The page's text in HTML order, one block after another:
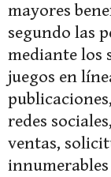
mayores
segundo las
mediante los
juegos en
redes
ventas,